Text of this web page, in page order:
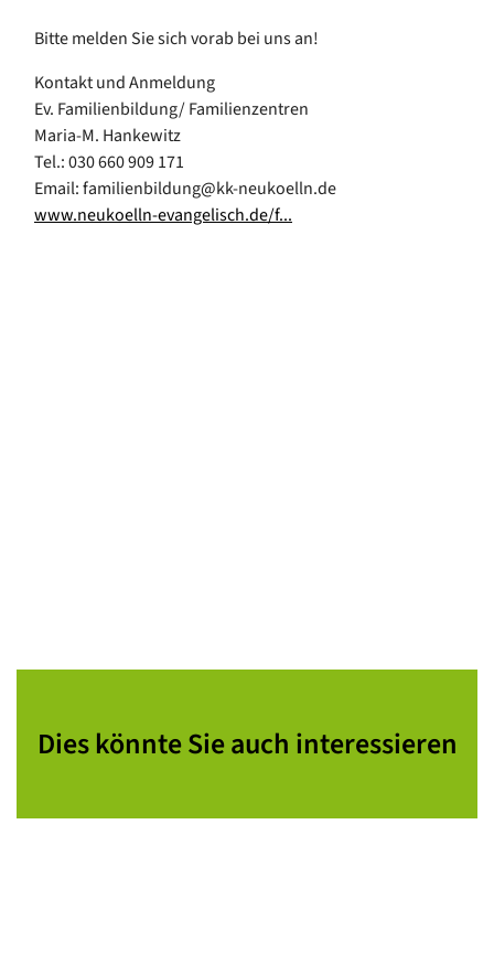
Bitte melden Sie sich vorab bei uns an!
Kontakt und Anmeldung
Ev. Familienbildung/ Familienzentren
Maria-M. Hankewitz
Tel.: 030 660 909 171
Email: familienbildung@kk-neukoelln.de
www.neukoelln-evangelisch.de/f...
Dies könnte Sie auch interessieren